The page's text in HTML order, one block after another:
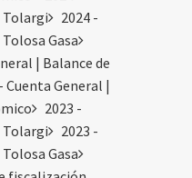
Tolargi
2024 -
Gasa
| Balance de
Cuenta General |
2023 -
Tolargi
2023 -
Gasa